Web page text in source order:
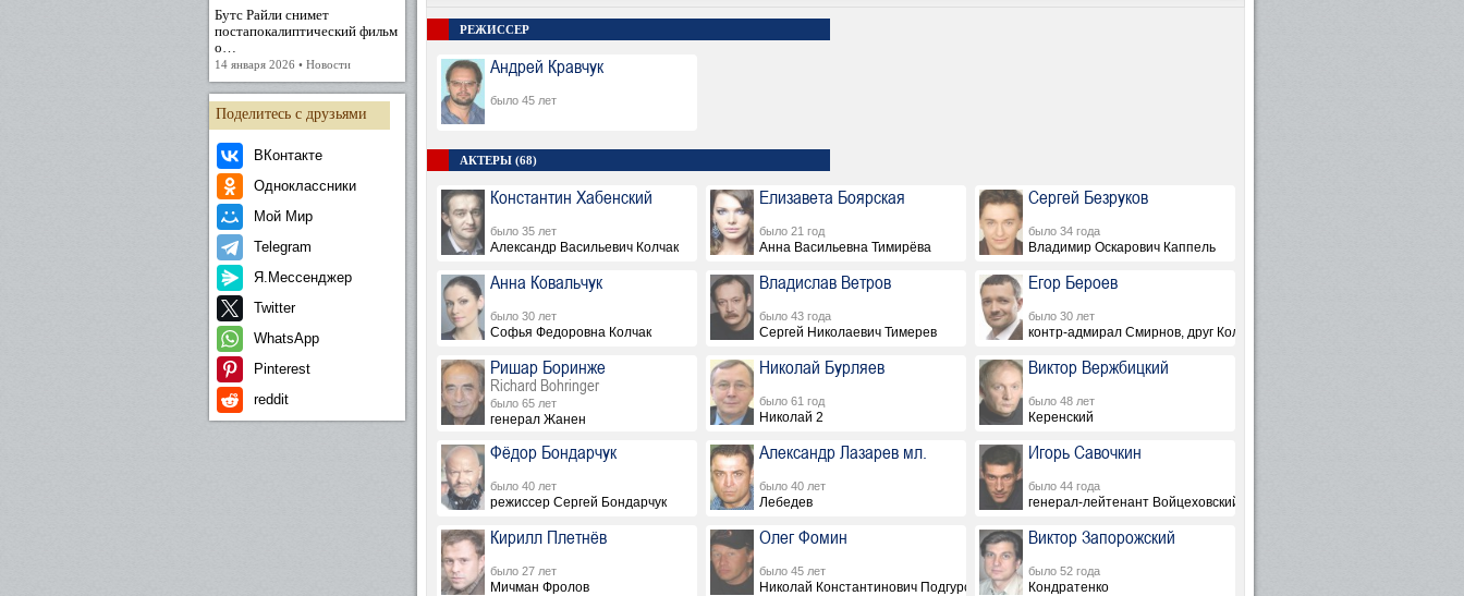
Бутс Райли снимет
постапокалиптический фильм
о…
14 января 2026 • Новости
Поделитесь с друзьями
ВКонтакте
Одноклассники
Мой Мир
Telegram
Я.Мессенджер
Twitter
WhatsApp
Pinterest
reddit
РЕЖИССЕР
Андрей Кравчук
было 45 лет
АКТЕРЫ (68)
Константин Хабенский
было 35 лет
Александр Васильевич Колчак
Елизавета Боярская
было 21 год
Анна Васильевна Тимирёва
Сергей Безруков
было 34 года
Владимир Оскарович Каппель
Анна Ковальчук
было 30 лет
Софья Федоровна Колчак
Владислав Ветров
было 43 года
Сергей Николаевич Тимерев
Егор Бероев
было 30 лет
контр-адмирал Смирнов, друг Колчака
Ришар Боринже
Richard Bohringer
было 65 лет
генерал Жанен
Николай Бурляев
было 61 год
Николай 2
Виктор Вержбицкий
было 48 лет
Керенский
Фёдор Бондарчук
было 40 лет
режиссер Сергей Бондарчук
Александр Лазарев мл.
было 40 лет
Лебедев
Игорь Савочкин
было 44 года
генерал-лейтенант Войцеховский
Кирилл Плетнёв
было 27 лет
Мичман Фролов
Олег Фомин
было 45 лет
Николай Константинович Подгурский
Виктор Запорожский
было 52 года
Кондратенко